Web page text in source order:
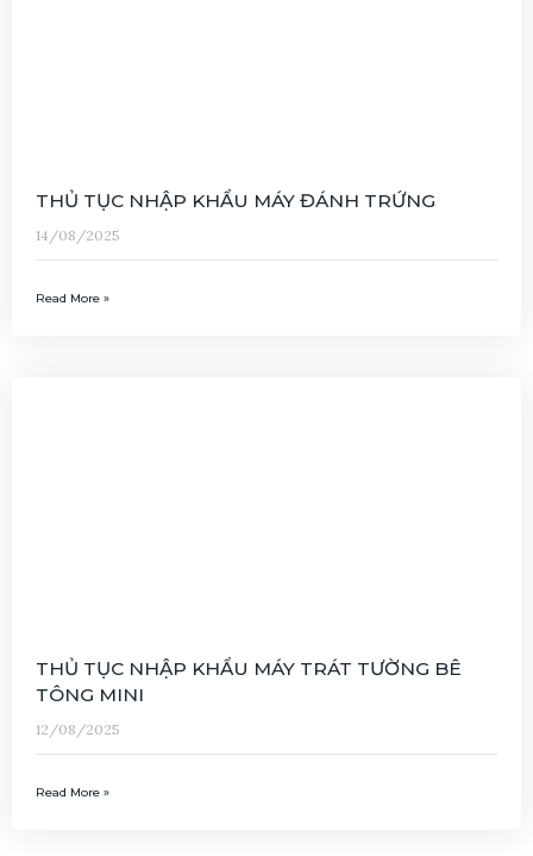
THỦ TỤC NHẬP KHẨU MÁY ĐÁNH TRỨNG
14/08/2025
Read More »
THỦ TỤC NHẬP KHẨU MÁY TRÁT TƯỜNG BÊ
TÔNG MINI
12/08/2025
Read More »